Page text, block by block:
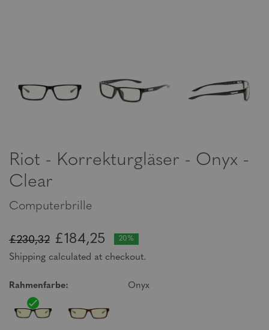
Riot - Korrekturgläser - Onyx -
Clear
Computerbrille
£230,32 £184,25 20%
Shipping calculated at checkout.
Rahmenfarbe: Onyx